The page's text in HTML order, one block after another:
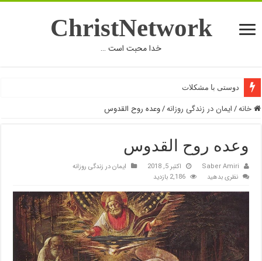
ChristNetwork
خدا محبت است …
دوستی با مشکلات
خانه/ایمان در زندگی روزانه/وعده روح القدوس
وعده روح القدوس
Saber Amiri اکتبر 5, 2018
ایمان در زندگی روزانه
نظری بدهید
2,186 بازدید